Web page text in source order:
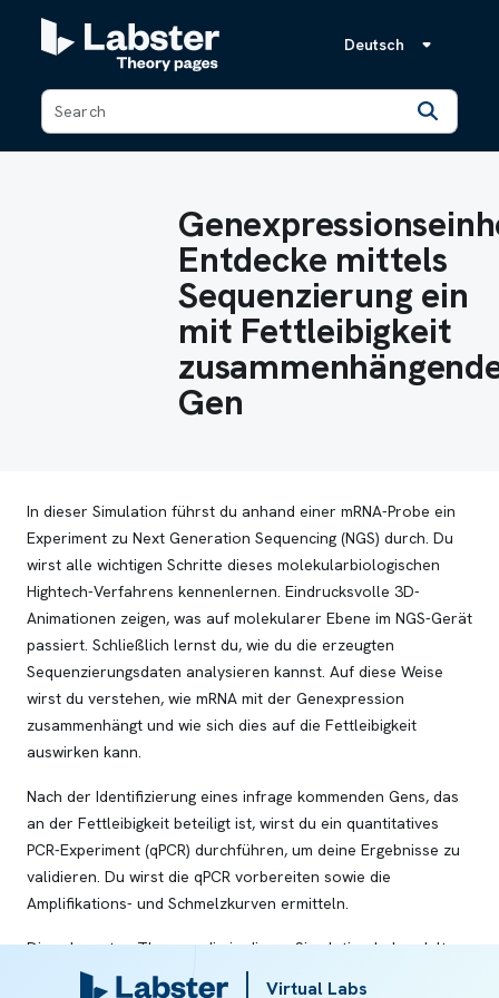
Deutsch
Back
Entdecke mittels
Sequenzierung ein
mit Fettleibigkeit
Gen
In dieser Simulation führst du anhand einer mRNA-Probe ein
Experiment zu Next Generation Sequencing (NGS) durch. Du
wirst alle wichtigen Schritte dieses molekularbiologischen
Hightech-Verfahrens kennenlernen. Eindrucksvolle 3D-
Animationen zeigen, was auf molekularer Ebene im NGS-Gerät
passiert. Schließlich lernst du, wie du die erzeugten
Sequenzierungsdaten analysieren kannst. Auf diese Weise
wirst du verstehen, wie mRNA mit der Genexpression
zusammenhängt und wie sich dies auf die Fettleibigkeit
auswirken kann.
Nach der Identifizierung eines infrage kommenden Gens, das
an der Fettleibigkeit beteiligt ist, wirst du ein quantitatives
PCR-Experiment (qPCR) durchführen, um deine Ergebnisse zu
validieren. Du wirst die qPCR vorbereiten sowie die
Amplifikations- und Schmelzkurven ermitteln.
Die relevanten Themen, die in dieser Simulation behandelt
werden, findest du in den folgenden Abschnitten:
Virtual Labs